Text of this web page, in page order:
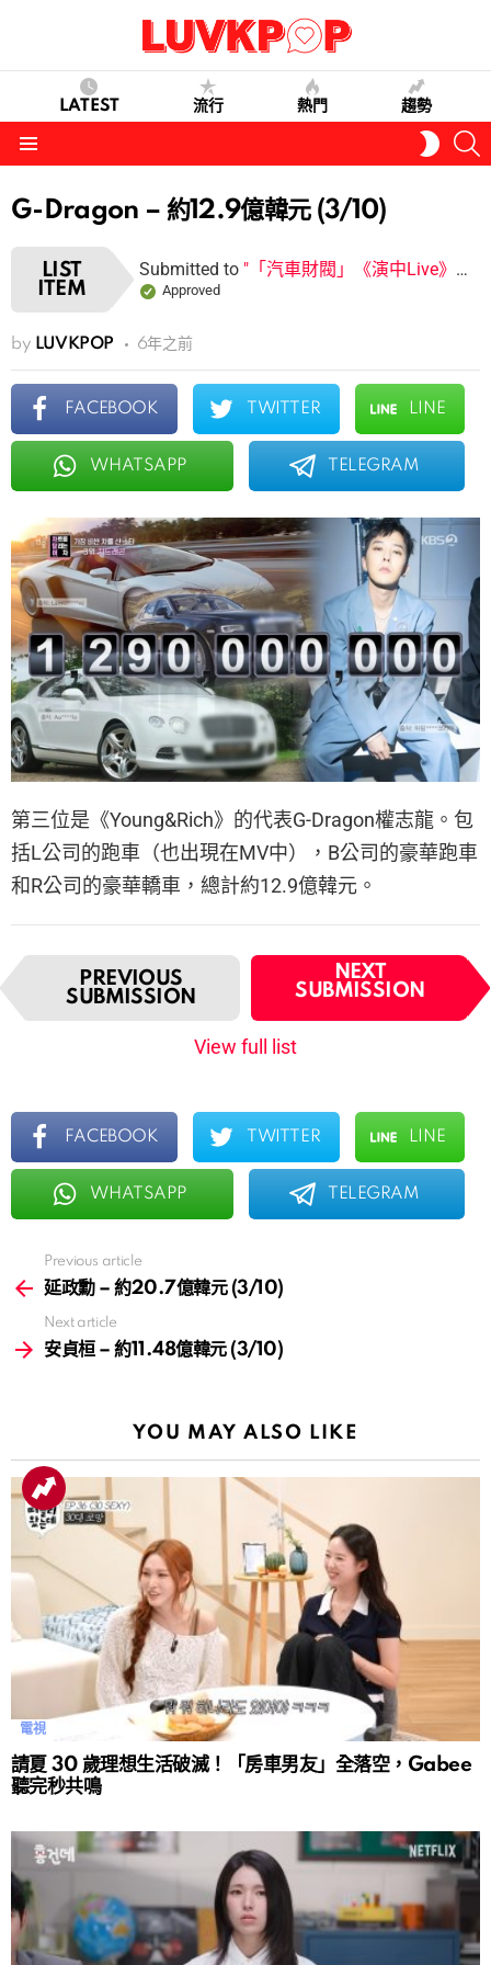
LATEST 流行 熱門 趨勢
SKIN
G-Dragon – 約12.9億韓元 (3/10)
LIST
ITEM
Submitted to "「汽車財閥」《演中Live》公開「最貴車輛明星」TOP10"
Approved
by LUVKPOP 6年之前
FACEBOOK TWITTER LINE
WHATSAPP TELEGRAM
第三位是《Young&Rich》的代表G-Dragon權志龍。包
括L公司的跑車（也出現在MV中），B公司的豪華跑車
和R公司的豪華轎車，總計約12.9億韓元。
I
e
a
i
PREVIOUS
SUBMISSION
NEXT
SUBMISSION
View full list
FACEBOOK TWITTER LINE
WHATSAPP TELEGRAM
more
Previous article
延政勳 – 約20.7億韓元 (3/10)
Next article
安貞桓 – 約11.48億韓元 (3/10)
YOU MAY ALSO LIKE
電視
請夏 30 歲理想生活破滅！「房車男友」全落空，Gabee
聽完秒共鳴